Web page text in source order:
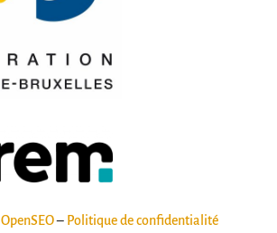
OpenSEO– Politique de confidentialité